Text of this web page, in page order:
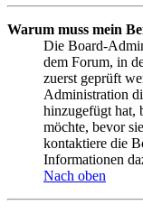
Warum muss mein
Die Board-
dem Forum, in
zuerst geprüft
Administration
hinzugefügt hat,
möchte, bevor
kontaktiere die
Informationen
Nach oben